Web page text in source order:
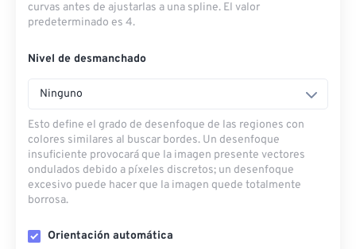
curvas antes de ajustarlas a una spline. El valor
predeterminado es 4.
Nivel de desmanchado
Ninguno
Esto define el grado de desenfoque de las regiones con
colores similares al buscar bordes. Un desenfoque
insuficiente provocará que la imagen presente vectores
ondulados debido a píxeles discretos; un desenfoque
excesivo puede hacer que la imagen quede totalmente
borrosa.
Orientación automática